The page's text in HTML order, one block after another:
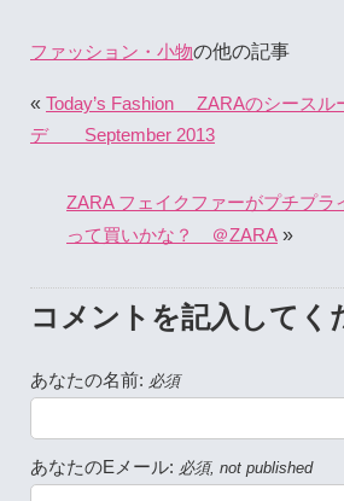
ファッション・小物の他の記事
« Today’s Fashion ZARAのシースル
デ September 2013
ZARA フェイクファーがプチプ
って買いかな？ ＠ZARA »
コメントを記入してく
あなたの名前: 必須
あなたのEメール: 必須, not published